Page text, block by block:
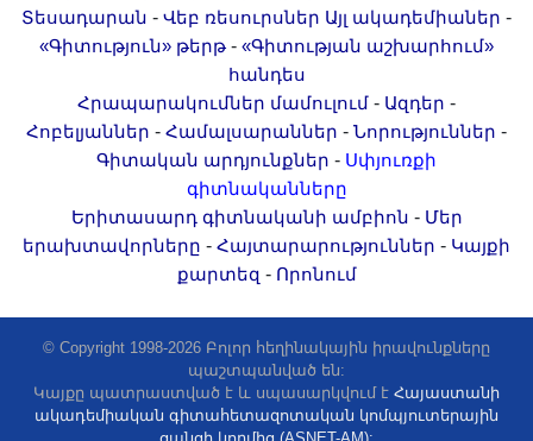
Տեսադարան - Վեբ ռեսուրսներ Այլ ակադեմիաներ -
«Գիտություն» թերթ - «Գիտության աշխարհում»
հանդես
Հրապարակումներ մամուլում - Ազդեր -
Հոբելյաններ - Համալսարաններ - Նորություններ -
Գիտական արդյունքներ - Սփյուռքի
գիտնականները
Երիտասարդ գիտնականի ամբիոն - Մեր
երախտավորները - Հայտարարություններ - Կայքի
քարտեզ - Որոնում
© Copyright 1998-2026 Բոլոր հեղինակային իրավունքները
պաշտպանված են:
Կայքը պատրաստված է և սպասարկվում է Հայաստանի
ակադեմիական գիտահետազոտական կոմպյուտերային